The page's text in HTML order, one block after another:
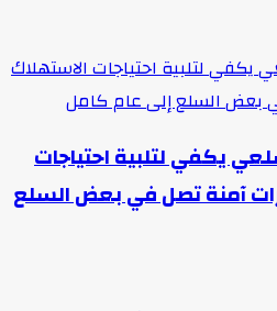
يكفي لتلبية احتياجات
آمنة تصل في بعض السلع